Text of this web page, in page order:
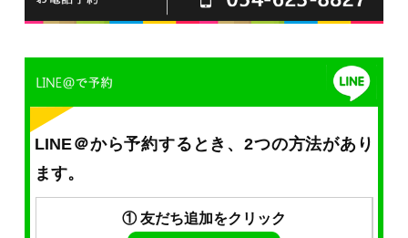
LINE＠から予約するとき、2つの方法があり
ます。
① 友だち追加をクリック